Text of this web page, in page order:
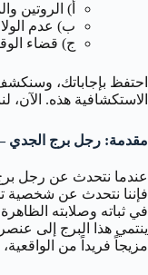
أ) الروتين
ب) عدم
ج) قضاء
احتفظ بإجاباتك،
الاستكشافية هذه.
مقدمة: رجل برج الجدي
فإننا نتحدث عن شخصية
في ثباته وصلابته
ينتمي هذا البرج إلى
مزيجاً فريداً من